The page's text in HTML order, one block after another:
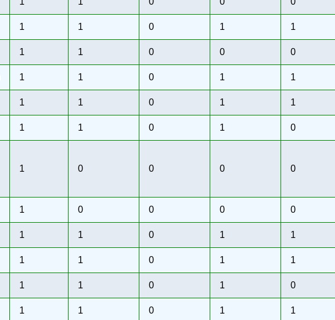
1 1 0 1 1
1 1 0 0 0
1 1 0 1 1
1 1 0 1 1
1 1 0 1 0
1 0 0 0 0
1 0 0 0 0
1 1 0 1 1
1 1 0 1 1
1 1 0 1 0
1 1 0 1 1